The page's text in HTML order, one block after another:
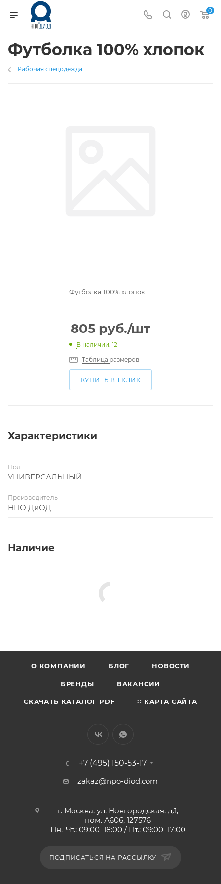
0
Футболка 100% хлопок
Рабочая спецодежда
Футболка 100% хлопок
805 руб./шт
В наличии: 12
Таблица размеров
КУПИТЬ В 1 КЛИК
Характеристики
Пол
УНИВЕРСАЛЬНЫЙ
Производитель
НПО ДиОД
Наличие
О КОМПАНИИ БЛОГ НОВОСТИ
БРЕНДЫ ВАКАНСИИ
СКАЧАТЬ КАТАЛОГ PDF ∷ КАРТА САЙТА
+7 (495) 150-53-17
zakaz@npo-diod.com
г. Москва, ул. Новгородская, д.1,
пом. А606, 127576
Пн.-Чт.: 09:00–18:00 / Пт.: 09:00–17:00
ПОДПИСАТЬСЯ НА РАССЫЛКУ